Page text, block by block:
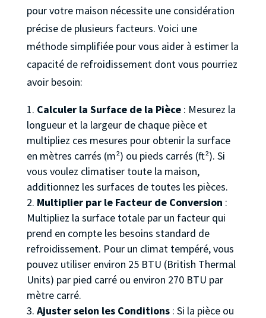
pour votre maison nécessite une considération
précise de plusieurs facteurs. Voici une
méthode simplifiée pour vous aider à estimer la
capacité de refroidissement dont vous pourriez
avoir besoin:
Calculer la Surface de la Pièce: Mesurez la
longueur et la largeur de chaque pièce et
multipliez ces mesures pour obtenir la surface
en mètres carrés (m²) ou pieds carrés (ft²). Si
vous voulez climatiser toute la maison,
additionnez les surfaces de toutes les pièces.
Multiplier par le Facteur de Conversion :
Multipliez la surface totale par un facteur qui
prend en compte les besoins standard de
refroidissement. Pour un climat tempéré, vous
pouvez utiliser environ 25 BTU (British Thermal
Units) par pied carré ou environ 270 BTU par
mètre carré.
Ajuster selon les Conditions: Si la pièce ou